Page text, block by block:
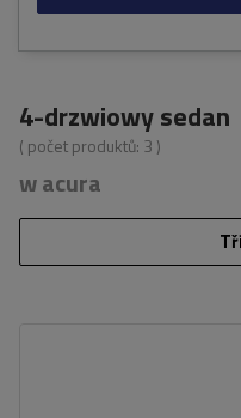
4-drzwiowy sedan
( počet produktů: 3 )
w acura